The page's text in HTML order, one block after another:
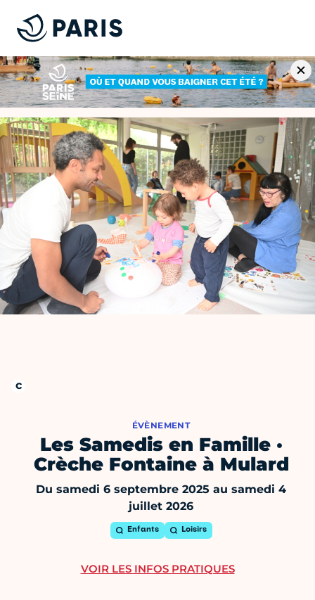
ÉVÈNEMENT
Les Samedis en Famille ·
Crèche Fontaine à Mulard
Du samedi 6 septembre 2025 au samedi 4
juillet 2026
Enfants Loisirs
VOIR LES INFOS PRATIQUES